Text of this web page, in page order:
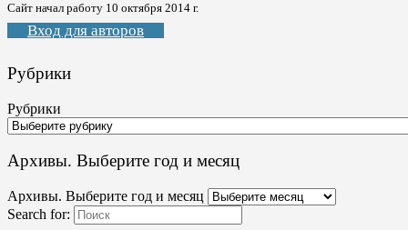
Сайт начал работу 10 октября 2014 г.
Вход для авторов
Рубрики
Рубрики
Архивы. Выберите год и месяц
Архивы. Выберите год и месяц
Search for: